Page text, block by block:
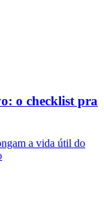
o checklist pra
a vida útil do